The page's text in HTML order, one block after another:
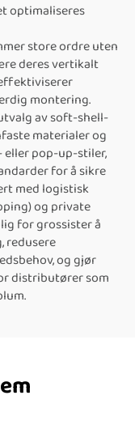
optimaliseres
store ordre uten
deres vertikalt
montering.
av soft-shell-
materialer og
eller pop-up-stiler,
for å sikre
med logistisk
og private
for grossister å
redusere
og gjør
distributører som